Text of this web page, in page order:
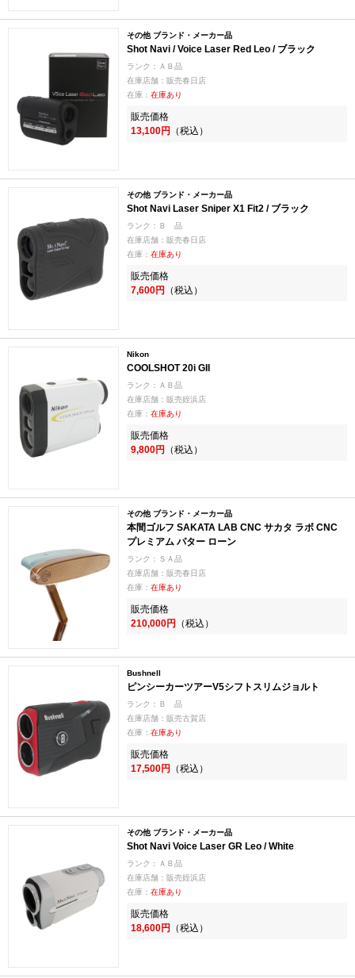
その他 ブランド・メーカー品
Shot Navi / Voice Laser Red Leo / ブラック
ランク：ＡＢ品
在庫店舗：販売春日店
在庫： 在庫あり
販売価格
13,100円 （税込）
その他 ブランド・メーカー品
Shot Navi Laser Sniper X1 Fit2 / ブラック
ランク：Ｂ 品
在庫店舗：販売春日店
在庫： 在庫あり
販売価格
7,600円 （税込）
Nikon
COOLSHOT 20i GII
ランク：ＡＢ品
在庫店舗：販売姪浜店
在庫： 在庫あり
販売価格
9,800円 （税込）
その他 ブランド・メーカー品
本間ゴルフ SAKATA LAB CNC サカタ ラボ CNC
プレミアム パター ローン
ランク：ＳＡ品
在庫店舗：販売春日店
在庫： 在庫あり
販売価格
210,000円 （税込）
Bushnell
ピンシーカーツアーV5シフトスリムジョルト
ランク：Ｂ 品
在庫店舗：販売古賀店
在庫： 在庫あり
販売価格
17,500円 （税込）
その他 ブランド・メーカー品
Shot Navi Voice Laser GR Leo / White
ランク：ＡＢ品
在庫店舗：販売姪浜店
在庫： 在庫あり
販売価格
18,600円 （税込）